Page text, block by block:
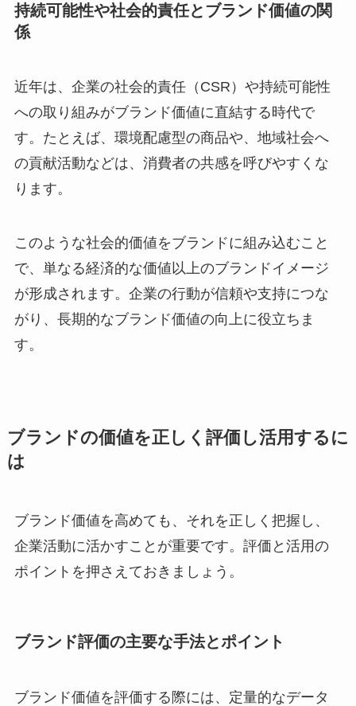
持続可能性や社会的責任とブランド価値の関
係
近年は、企業の社会的責任（CSR）や持続可能性
への取り組みがブランド価値に直結する時代で
す。たとえば、環境配慮型の商品や、地域社会へ
の貢献活動などは、消費者の共感を呼びやすくな
ります。
このような社会的価値をブランドに組み込むこと
で、単なる経済的な価値以上のブランドイメージ
が形成されます。企業の行動が信頼や支持につな
がり、長期的なブランド価値の向上に役立ちま
す。
ブランドの価値を正しく評価し活用するに
は
ブランド価値を高めても、それを正しく把握し、
企業活動に活かすことが重要です。評価と活用の
ポイントを押さえておきましょう。
ブランド評価の主要な手法とポイント
ブランド価値を評価する際には、定量的なデータ